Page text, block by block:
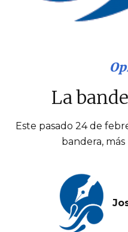
La
Este pasado 24 de
bandera,